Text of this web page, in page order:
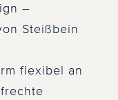
–
Steißbein
flexibel an